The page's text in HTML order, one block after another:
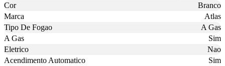
Cor
Branco
Marca
Atlas
Tipo De Fogao
A Gas
A Gas
Sim
Eletrico
Nao
Acendimento Automatico
Sim